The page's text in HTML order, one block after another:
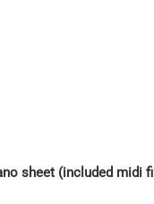
sheet (included midi